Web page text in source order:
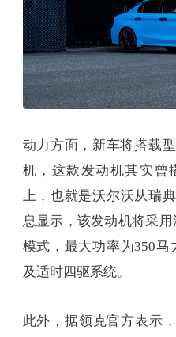
动力方面，新车将搭载
机，这款发动机其实曾
上，也就是沃尔沃从瑞
息显示，该发动机将采
模式，最大功率为350马
及适时四驱系统。
此外，据领克官方表示